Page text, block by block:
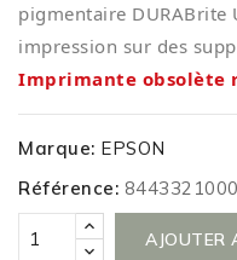
pigmentaire
impression sur des
Imprimante obsolète
Marque: EPSON
Référence: 8443321000
AJOUTER